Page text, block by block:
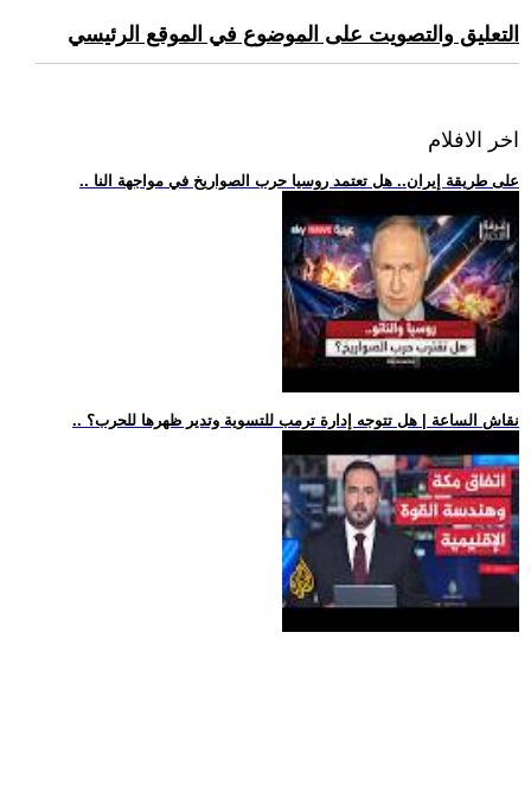
التعليق والتصويت على الموضوع في الموقع الرئيسي
اخر الافلام
.. على طريقة إيران.. هل تعتمد روسيا حرب الصواريخ في مواجهة النا
.. نقاش الساعة | هل تتوجه إدارة ترمب للتسوية وتدير ظهرها للحرب؟